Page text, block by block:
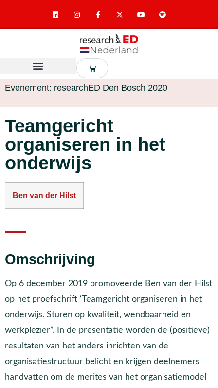
Evenement: researchED Den Bosch 2020
Teamgericht
organiseren in het
onderwijs
Ben van der Hilst
Omschrijving
Op 6 december 2019 promoveerde Ben van der Hilst
op het proefschrift ‘Teamgericht organiseren in het
onderwijs. Sturen op kwaliteit, wendbaarheid en
werkplezier”. In de presentatie worden de (positieve)
resultaten van het anders inrichten van de
organisatiestructuur belicht en krijgen deelnemers
handvatten om de merites van het organisatiemodel